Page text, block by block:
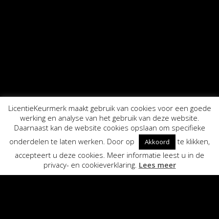
LicentieKeurmerk maakt gebruik van cookies voor een goede
werking en analyse van het gebruik van deze website.
Daarnaast kan de website cookies opslaan om specifieke
onderdelen te laten werken. Door op
Akkoord
te klikken,
accepteert u deze cookies. Meer informatie leest u in de
privacy- en cookieverklaring. Lees meer